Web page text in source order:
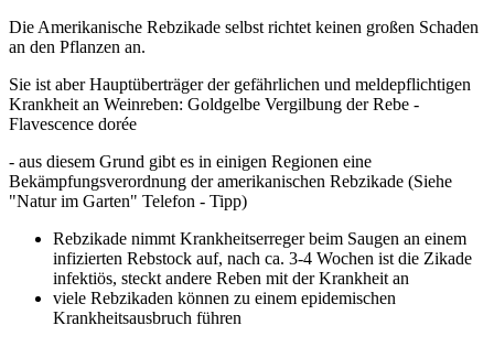
Die Amerikanische Rebzikade selbst richtet keinen großen Schaden
an den Pflanzen an.
Sie ist aber Hauptüberträger der gefährlichen und meldepflichtigen
Krankheit an Weinreben: Goldgelbe Vergilbung der Rebe -
Flavescence dorée
- aus diesem Grund gibt es in einigen Regionen eine
Bekämpfungsverordnung der amerikanischen Rebzikade (Siehe
"Natur im Garten" Telefon - Tipp)
Rebzikade nimmt Krankheitserreger beim Saugen an einem
infizierten Rebstock auf, nach ca. 3-4 Wochen ist die Zikade
infektiös, steckt andere Reben mit der Krankheit an
viele Rebzikaden können zu einem epidemischen
Krankheitsausbruch führen